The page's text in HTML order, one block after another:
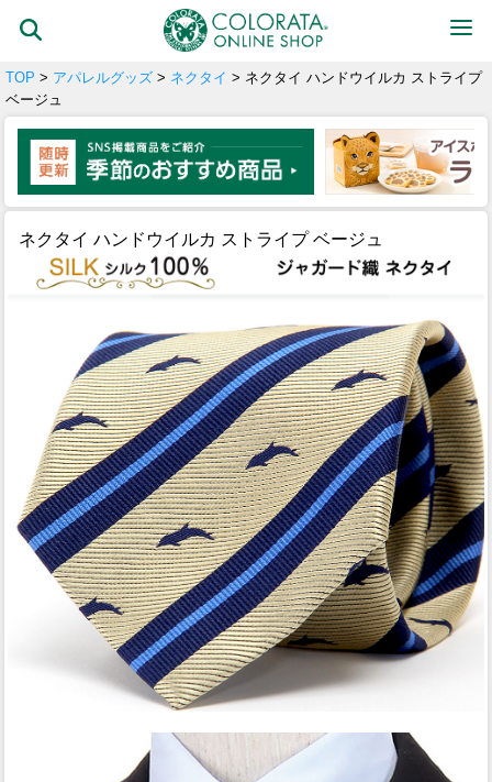
TOP > アパレルグッズ > ネクタイ > ネクタイ ハンドウイルカ ストライプ
ベージュ
ネクタイ ハンドウイルカ ストライプ ベージュ